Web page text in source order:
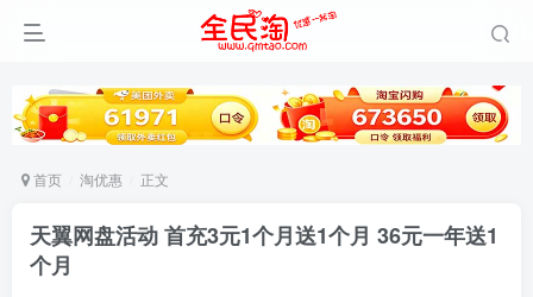
首页 淘优惠 正文
天翼网盘活动 首充3元1个月送1个月 36元一年送1
个月